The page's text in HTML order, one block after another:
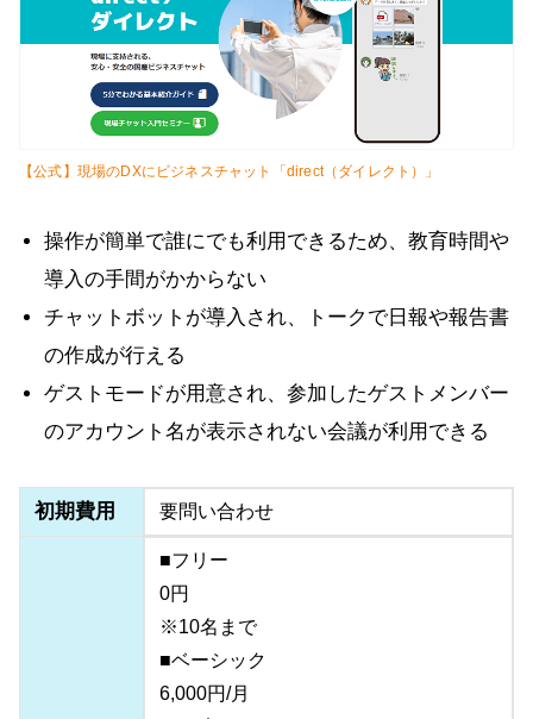
【公式】現場のDXにビジネスチャット「direct（ダイレクト）」
操作が簡単で誰にでも利用できるため、教育時間や
導入の手間がかからない
チャットボットが導入され、トークで日報や報告書
の作成が行える
ゲストモードが用意され、参加したゲストメンバー
のアカウント名が表示されない会議が利用できる
初期費用 要問い合わせ
■フリー
0円
※10名まで
■ベーシック
6,000円/月